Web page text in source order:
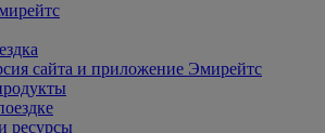
сайта и приложение Эмирейтс
ресурсы